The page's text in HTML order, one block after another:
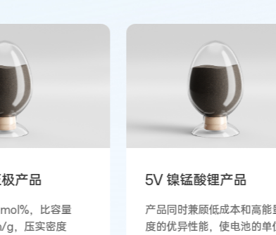
产品
低成本和高能量密
使电池的单位瓦
超高镍系列产品
该系列正极材料产品的Ni
90%—97%，电芯中材